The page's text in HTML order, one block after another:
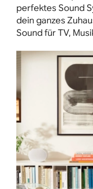
perfektes Sound
dein ganzes
Sound für TV,